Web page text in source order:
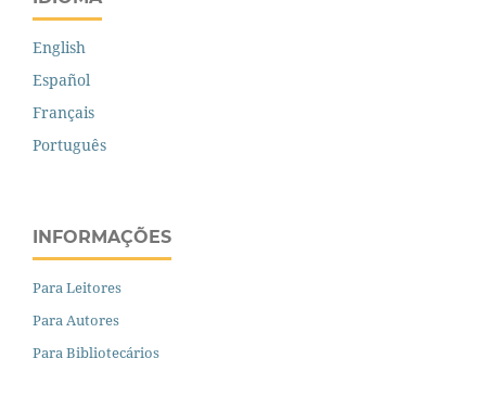
English
Español
Français
Português
INFORMAÇÕES
Para Leitores
Para Autores
Para Bibliotecários